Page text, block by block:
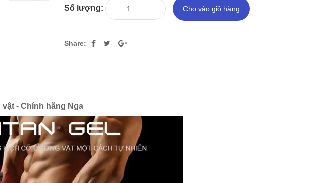
Số lượng: Cho vào giỏ hàng
Share:
- Chính hãng Nga